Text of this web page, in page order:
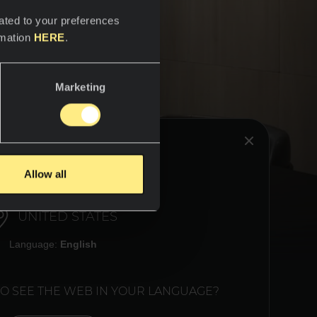
to your preferences
HERE.
Marketing
Allow all
UNITED STATES
Language: English
SEE THE WEB IN YOUR LANGUAGE?
a
seja o
possa
e
para